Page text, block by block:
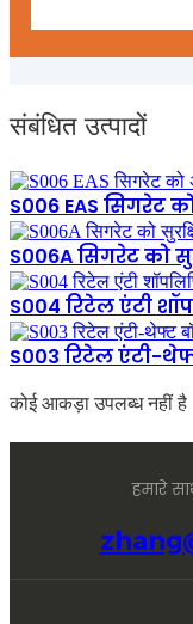
संबंधित उत्पादों
S006 EAS सिगरेट
S006A सिगरेट को
S004 रिटेल एंटी
S003 रिटेल एंटी-
कोई आकड़ा उपलब्ध नहीं है
हमारे